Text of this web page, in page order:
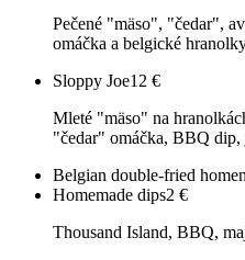
Pečené "mäso", "čedar",
omáčka a belgické
Sloppy Joe12 €
Mleté "mäso" na
"čedar" omáčka, BBQ
Belgian double-fried
Homemade dips2 €
Thousand Island, BBQ,